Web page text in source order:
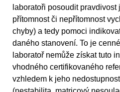
laboratoři posoudit
přítomnost či nepřítomnost
chyby) a tedy pomoci
daného stanovení. To je
laboratoř nemůže získat tuto
vhodného certifikovaného
vzhledem k jeho